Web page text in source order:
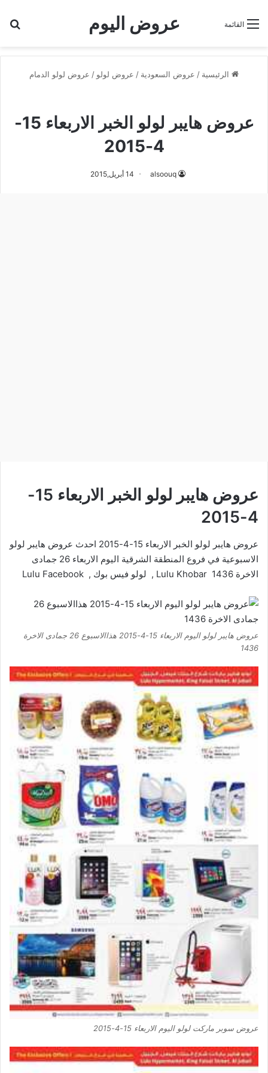
عروض اليوم القائمة
الرئيسية / عروض السعودية / عروض لولو / عروض لولو الدمام
عروض هايبر لولو الخبر الاربعاء 15-
4-2015
alsoouq 14 أبريل,2015
عروض هايبر لولو الخبر الاربعاء 15-
4-2015
عروض هايبر لولو الخبر الاربعاء 15-4-2015 احدث عروض هايبر لولو
الاسبوعية في فروع المنطقة الشرقية اليوم الاربعاء 26 جمادى
الاخرة 1436 Lulu Khobar , لولو فيس بوك , Lulu Facebook
عروض هايبر لولو اليوم الاربعاء 15-4-2015 هذاالاسبوع 26 جمادى الاخرة
1436
عروض سوبر ماركت لولو اليوم الاربعاء 15-4-2015